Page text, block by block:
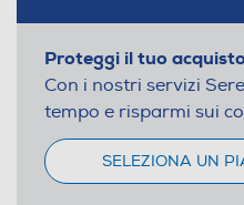
Proteggi il tuo
Con i nostri servizi
tempo e risparmi sui
SELEZIONA UN